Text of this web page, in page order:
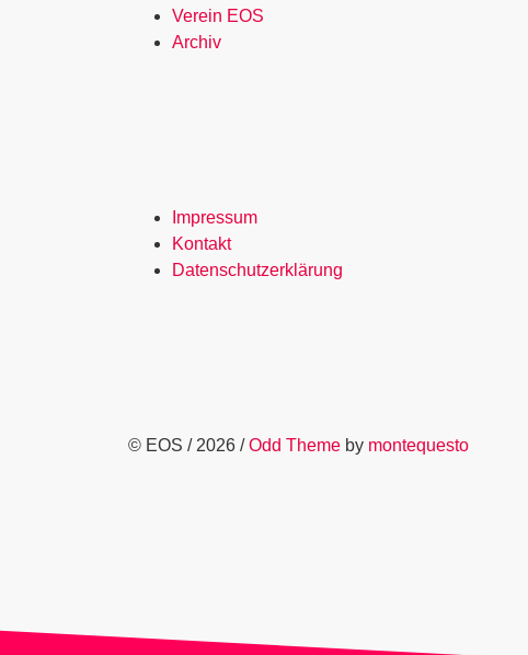
Verein EOS
Archiv
Impressum
Kontakt
Datenschutzerklärung
© EOS / 2026 /Odd Theme by montequesto